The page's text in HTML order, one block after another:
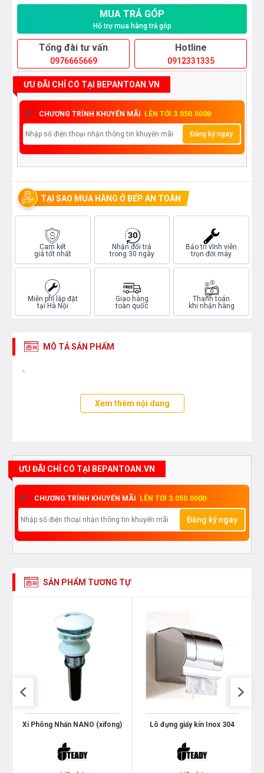
MUA TRẢ GÓP
Hỗ trợ mua hàng trả góp
Tổng đài tư vấn
0976665669
Hotline
0912331335
ƯU ĐÃI CHỈ CÓ TẠI BEPANTOAN.VN
CHƯƠNG TRÌNH KHUYẾN MÃI LÊN TỚI 3.050.000Đ
Đăng ký ngay
TẠI SAO MUA HÀNG Ở BẾP AN TOÀN
Cam kết
giá tốt nhất
Nhận đổi trả
trong 30 ngày
Bảo trì vĩnh viễn
trọn đời máy
Miễn phí lắp đặt
tại Hà Nội
Giao hàng
toàn quốc
Thanh toán
khi nhận hàng
MÔ TẢ SẢN PHẨM
-
Xem thêm nội dung
ƯU ĐÃI CHỈ CÓ TẠI BEPANTOAN.VN
CHƯƠNG TRÌNH KHUYẾN MÃI LÊN TỚI 3.050.000Đ
Đăng ký ngay
SẢN PHẨM TƯƠNG TỰ
Xi Phông Nhấn NANO (xifong) Lô đựng giấy kín Inox 304